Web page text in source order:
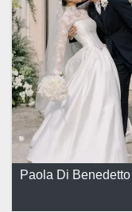
Paola Di